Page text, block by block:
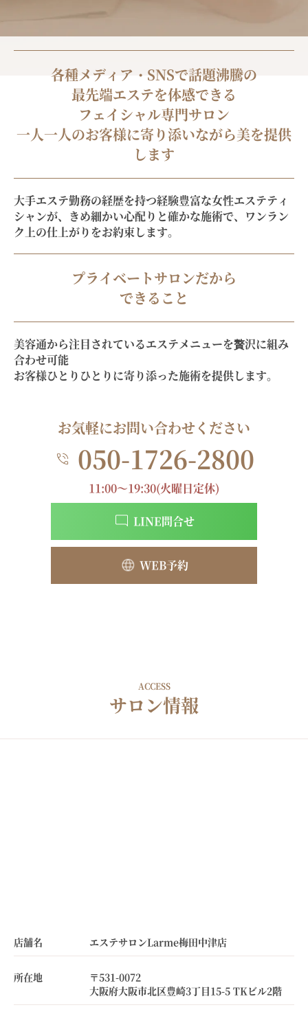
各種メディア・SNSで話題沸騰の
最先端エステを体感できる
フェイシャル専門サロン
一人一人のお客様に寄り添いながら美を提供
します
大手エステ勤務の経歴を持つ経験豊富な女性エステティ
シャンが、きめ細かい心配りと確かな施術で、 ワンラン
ク上の仕上がりをお約束します。
プライベートサロンだから
できること
美容通から注目されているエステメニューを贅沢に組み
合わせ可能
お客様ひとりひとりに寄り添った施術を提供します。
お気軽にお問い合わせください
050-1726-2800
11:00～19:30(火曜日定休)
LINE問合せ
WEB予約
ACCESS
サロン情報
店舗名 エステサロンLarme梅田中津店
所在地
〒531-0072
大阪府大阪市北区豊崎3丁目15-5 TKビル2階